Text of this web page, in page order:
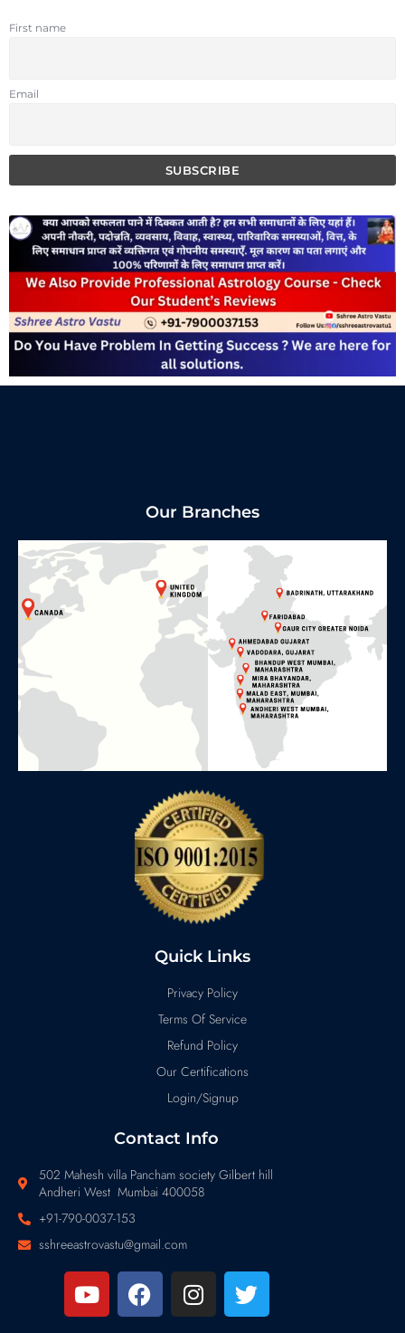
First name
Email
Our Branches
Quick Links
Privacy Policy
Terms Of Service
Refund Policy
Our Certifications
Login/Signup
Contact Info
502 Mahesh villa Pancham society Gilbert hill
Andheri West Mumbai 400058
+91-790-0037-153
sshreeastrovastu@gmail.com